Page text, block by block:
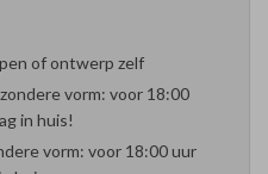
of ontwerp zelf
vorm: voor 18:00
in huis!
vorm: voor 18:00 uur